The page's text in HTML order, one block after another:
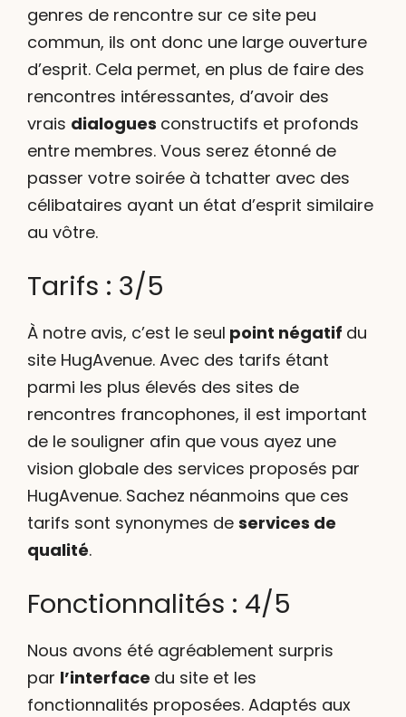
genres de rencontre sur ce site peu
commun, ils ont donc une large ouverture
d’esprit. Cela permet, en plus de faire des
rencontres intéressantes, d’avoir des
vrais dialogues constructifs et profonds
entre membres. Vous serez étonné de
passer votre soirée à tchatter avec des
célibataires ayant un état d’esprit similaire
au vôtre.
Tarifs : 3/5
À notre avis, c’est le seul point négatif du
site HugAvenue. Avec des tarifs étant
parmi les plus élevés des sites de
rencontres francophones, il est important
de le souligner afin que vous ayez une
vision globale des services proposés par
HugAvenue. Sachez néanmoins que ces
tarifs sont synonymes de services de
qualité.
Fonctionnalités : 4/5
Nous avons été agréablement surpris
par l’interface du site et les
fonctionnalités proposées. Adaptés aux